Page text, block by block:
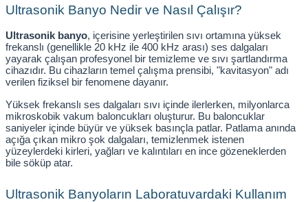
Ultrasonik Banyo Nedir ve Nasıl Çalışır?
Ultrasonik banyo, içerisine yerleştirilen sıvı ortamına yüksek
frekanslı (genellikle 20 kHz ile 400 kHz arası) ses dalgaları
yayarak çalışan profesyonel bir temizleme ve sıvı şartlandırma
cihazıdır. Bu cihazların temel çalışma prensibi, "kavitasyon" adı
verilen fiziksel bir fenomene dayanır.
Yüksek frekanslı ses dalgaları sıvı içinde ilerlerken, milyonlarca
mikroskobik vakum baloncukları oluşturur. Bu baloncuklar
saniyeler içinde büyür ve yüksek basınçla patlar. Patlama anında
açığa çıkan mikro şok dalgaları, temizlenmek istenen
yüzeylerdeki kirleri, yağları ve kalıntıları en ince gözeneklerden
bile söküp atar.
Ultrasonik Banyoların Laboratuvardaki Kullanım